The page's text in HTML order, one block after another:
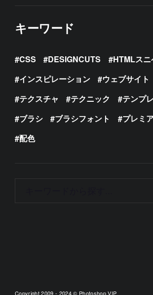
キーワード
CSS DESIGNCUTS HTMLスニ
インスピレーション
ウェブサイト
テクスチャ
テクニック テンプ
ブラシ
ブラシフォント プレミ
配色
Copyright 2009 - 2024 © Photoshop VIP